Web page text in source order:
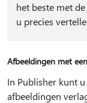
het beste met
u precies
Afbeeldingen met
In Publisher kunt
afbeeldingen